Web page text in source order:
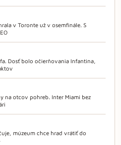
v Toronte už v osemfinále. S
Dosť bolo očierňovania Infantina,
na otcov pohreb. Inter Miami bez
múzeum chce hrad vrátiť do